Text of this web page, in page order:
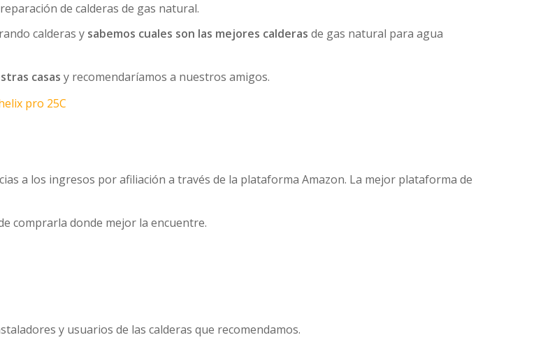
de calderas de gas natural.
calderas y sabemos cuales son las mejores calderas de gas natural para agua
casas y recomendaríamos a nuestros amigos.
a los ingresos por afiliación a través de la plataforma Amazon. La mejor plataforma de
comprarla donde mejor la encuentre.
y usuarios de las calderas que recomendamos.